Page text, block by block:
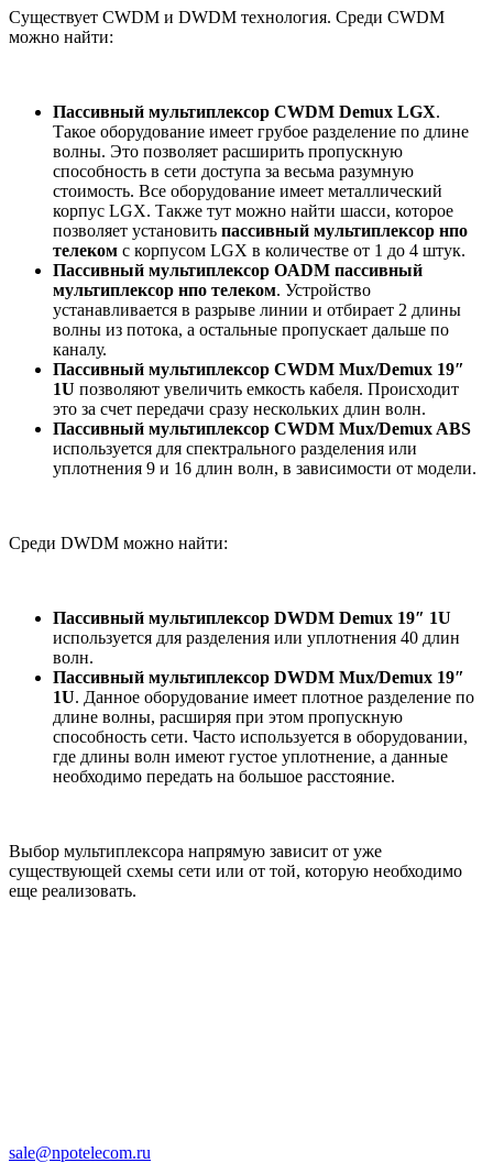
Существует CWDM и DWDM технология. Среди CWDM
можно найти:
Пассивный мультиплексор CWDM Demux LGX.
Такое оборудование имеет грубое разделение по длине
волны. Это позволяет расширить пропускную
способность в сети доступа за весьма разумную
стоимость. Все оборудование имеет металлический
корпус LGX. Также тут можно найти шасси, которое
позволяет установить пассивный мультиплексор нпо
телеком с корпусом LGX в количестве от 1 до 4 штук.
Пассивный мультиплексор OADM пассивный
мультиплексор нпо телеком. Устройство
устанавливается в разрыве линии и отбирает 2 длины
волны из потока, а остальные пропускает дальше по
каналу.
Пассивный мультиплексор CWDM Mux/Demux 19″
1U позволяют увеличить емкость кабеля. Происходит
это за счет передачи сразу нескольких длин волн.
Пассивный мультиплексор CWDM Mux/Demux ABS
используется для спектрального разделения или
уплотнения 9 и 16 длин волн, в зависимости от модели.
Среди DWDM можно найти:
Пассивный мультиплексор DWDM Demux 19″ 1U
используется для разделения или уплотнения 40 длин
волн.
Пассивный мультиплексор DWDM Mux/Demux 19″
1U. Данное оборудование имеет плотное разделение по
длине волны, расширяя при этом пропускную
способность сети. Часто используется в оборудовании,
где длины волн имеют густое уплотнение, а данные
необходимо передать на большое расстояние.
Выбор мультиплексора напрямую зависит от уже
существующей схемы сети или от той, которую необходимо
еще реализовать.
sale@npotelecom.ru